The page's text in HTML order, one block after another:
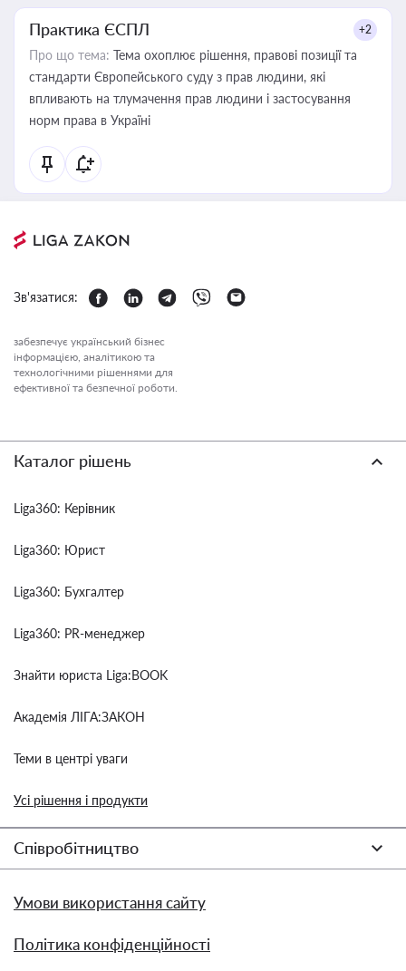
Практика ЄСПЛ +2
Про що тема: Тема охоплює рішення, правові позиції та
стандарти Європейського суду з прав людини, які
впливають на тлумачення прав людини і застосування
норм права в Україні
Зв'язатися:
забезпечує український бізнес
інформацією, аналітикою та
технологічними рішеннями для
ефективної та безпечної роботи.
Каталог рішень
Liga360: Керівник
Liga360: Юрист
Liga360: Бухгалтер
Liga360: PR-менеджер
Знайти юриста Liga:BOOK
Академія ЛІГА:ЗАКОН
Теми в центрі уваги
Усі рішення і продукти
Співробітництво
Умови використання сайту
Політика конфіденційності